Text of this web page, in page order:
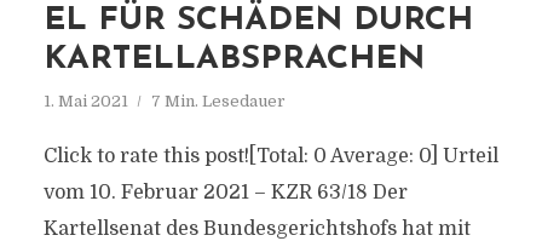
EL FÜR SCHÄDEN DURCH
KARTELLABSPRACHEN
1. Mai 2021 7 Min. Lesedauer
Click to rate this post![Total: 0 Average: 0] Urteil
vom 10. Februar 2021 – KZR 63/18 Der
Kartellsenat des Bundesgerichtshofs hat mit